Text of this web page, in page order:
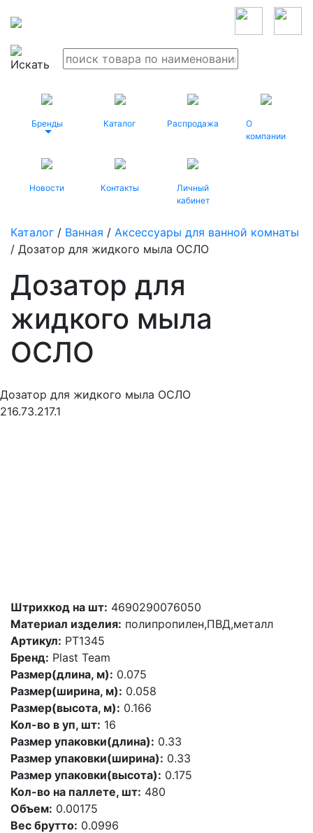
Бренды Каталог Распродажа
О
компании
Новости Контакты
Личный
кабинет
Каталог / Ванная / Аксессуары для ванной комнаты
/ Дозатор для жидкого мыла ОСЛО
Дозатор для
жидкого мыла
ОСЛО
Дозатор для жидкого мыла ОСЛО
216.73.217.1
Штрихкод на шт: 4690290076050
Материал изделия: полипропилен,ПВД,металл
Артикул: PT1345
Бренд: Plast Team
Размер(длина, м): 0.075
Размер(ширина, м): 0.058
Размер(высота, м): 0.166
Кол-во в уп, шт: 16
Размер упаковки(длина): 0.33
Размер упаковки(ширина): 0.33
Размер упаковки(высота): 0.175
Кол-во на паллете, шт: 480
Объем: 0.00175
Вес брутто: 0.0996